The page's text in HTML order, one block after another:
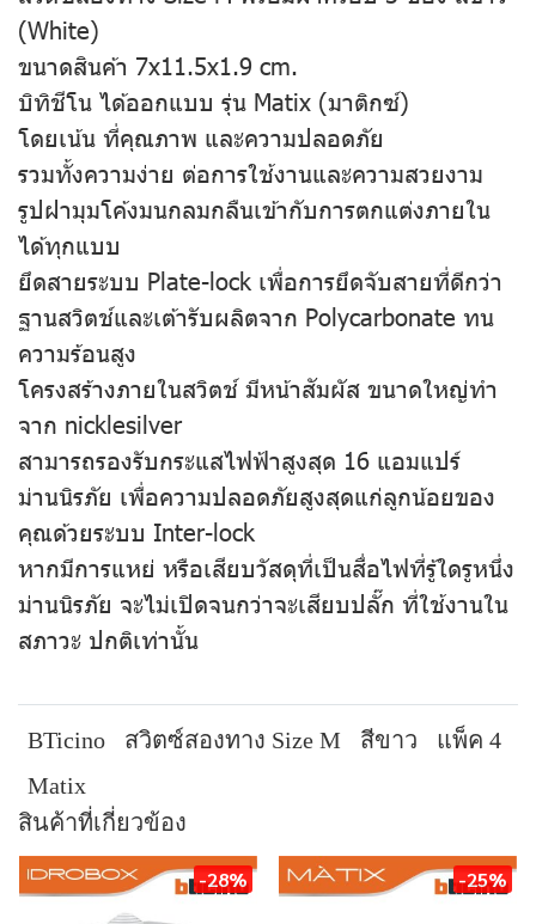
(White)
ขนาดสินค้า 7x11.5x1.9 cm.
บิทิชีโน ได้ออกแบบ รุ่น Matix (มาติกซ์)
โดยเน้น ที่คุณภาพ และความปลอดภัย
รวมทั้งความง่าย ต่อการใช้งานและความสวยงาม
รูปฝามุมโค้งมนกลมกลืนเข้ากับการตกแต่งภายใน
ได้ทุกแบบ
ยึดสายระบบ Plate-lock เพื่อการยึดจับสายที่ดีกว่า
ฐานสวิตช์และเต้ารับผลิตจาก Polycarbonate ทน
ความร้อนสูง
โครงสร้างภายในสวิตช์ มีหน้าสัมผัส ขนาดใหญ่ทำ
จาก nicklesilver
สามารถรองรับกระแสไฟฟ้าสูงสุด 16 แอมแปร์
ม่านนิรภัย เพื่อความปลอดภัยสูงสุดแก่ลูกน้อยของ
คุณด้วยระบบ Inter-lock
หากมีการแหย่ หรือเสียบวัสดุที่เป็นสื่อไฟที่รู้ใดรูหนึ่ง
ม่านนิรภัย จะไม่เปิดจนกว่าจะเสียบปลั๊ก ที่ใช้งานใน
สภาวะ ปกติเท่านั้น
BTicino สวิตซ์สองทาง Size M สีขาว
แพ็ค 4
Matix
สินค้าที่เกี่ยวข้อง
-28% -25%